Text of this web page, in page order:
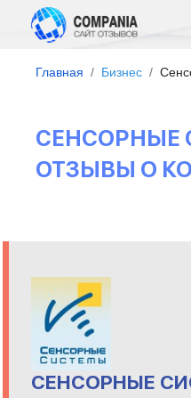
Главная Бизнес
СЕНСОРНЫЕ
ОТЗЫВЫ О
СЕНСОРНЫЕ